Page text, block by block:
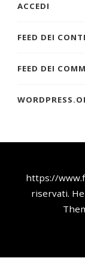
ACCEDI
FEED DEI
FEED DEI
https://
riservati.